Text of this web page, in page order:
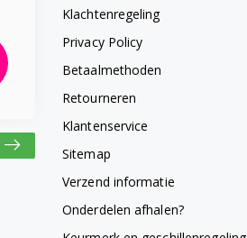
Klachtenregeling
Privacy Policy
Betaalmethoden
Retourneren
Klantenservice
Sitemap
Verzend informatie
Onderdelen afhalen?